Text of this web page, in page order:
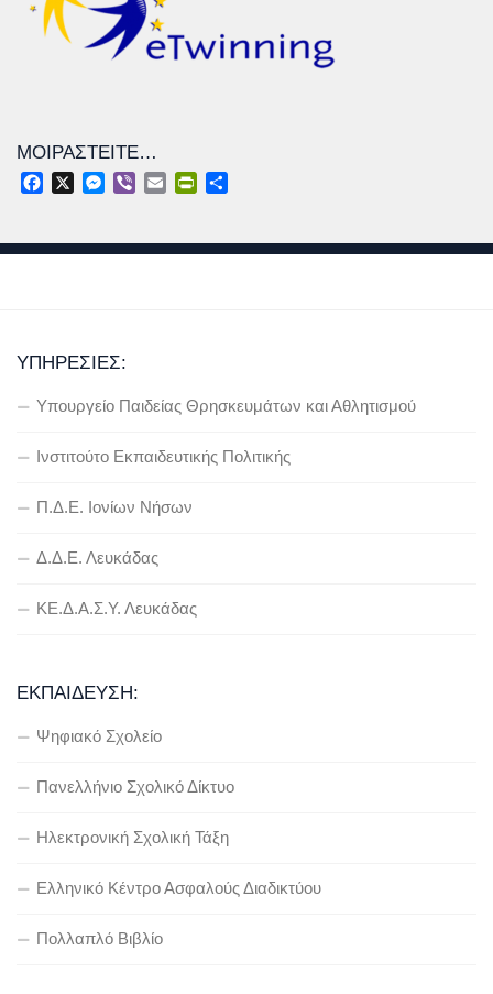
ΜΟΙΡΑΣΤΕΊΤΕ…
FacebookMessenger
Viber EmailPrintFriendly
ΥΠΗΡΕΣΊΕΣ:
Υπουργείο Παιδείας Θρησκευμάτων και Αθλητισμού
Ινστιτούτο Εκπαιδευτικής Πολιτικής
Π.Δ.Ε. Ιονίων Νήσων
Δ.Δ.Ε. Λευκάδας
ΚΕ.Δ.Α.Σ.Υ. Λευκάδας
ΕΚΠΑΊΔΕΥΣΗ:
Ψηφιακό Σχολείο
Πανελλήνιο Σχολικό Δίκτυο
Ηλεκτρονική Σχολική Τάξη
Ελληνικό Κέντρο Ασφαλούς Διαδικτύου
Πολλαπλό Βιβλίο